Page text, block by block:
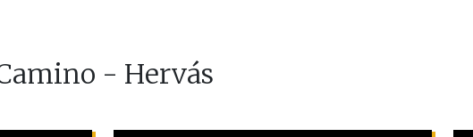
- Hervás